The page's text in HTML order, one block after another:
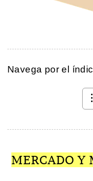
Navega por el
MERCADO Y